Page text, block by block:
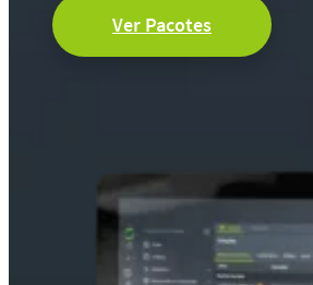
Ver Pacotes